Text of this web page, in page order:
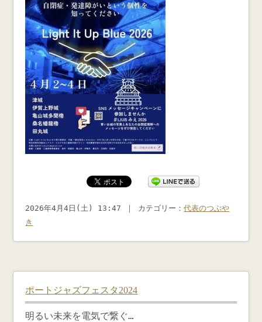
2026年4月4日(土) 13:47 ｜ カテゴリー：代表のつぶや
き
ポートジャズフェスタ2024
明るい未来を電気で繋ぐ…